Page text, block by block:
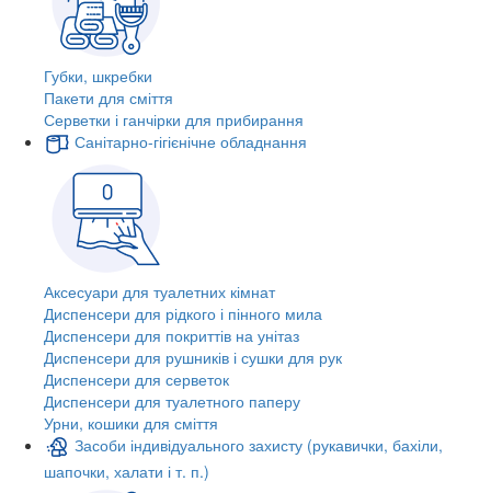
Губки, шкребки
Пакети для сміття
Серветки і ганчірки для прибирання
Санітарно-гігієнічне обладнання
Аксесуари для туалетних кімнат
Диспенсери для рідкого і пінного мила
Диспенсери для покриттів на унітаз
Диспенсери для рушників і сушки для рук
Диспенсери для серветок
Диспенсери для туалетного паперу
Урни, кошики для сміття
Засоби індивідуального захисту (рукавички, бахіли,
шапочки, халати і т. п.)